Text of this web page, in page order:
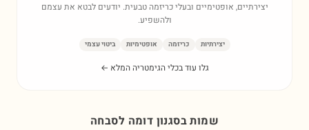
יצירתיים, אופטימיים ובעלי כריזמה טבעית. יודעים לבטא את עצמם
ולהשפיע.
יצירתיות כריזמה אופטימיות ביטוי עצמי
גלו עוד בכלי הגימטריה המלא ←
שמות בסגנון דומה לסבחה